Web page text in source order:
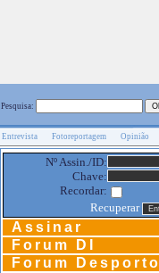
Pesquisa:
Entrevista Fotoreportagem Opinião
Nº Assin./ID:
Chave:
Recordar:
Recuperar
Assinar
Forum DI
Forum Desporto